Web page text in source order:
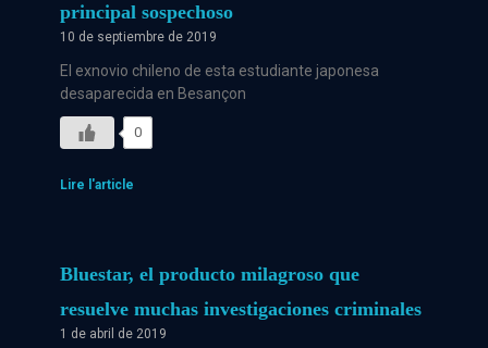
principal sospechoso
10 de septiembre de 2019
El exnovio chileno de esta estudiante japonesa
desaparecida en Besançon
0
Lire l'article
Bluestar, el producto milagroso que
resuelve muchas investigaciones criminales
1 de abril de 2019